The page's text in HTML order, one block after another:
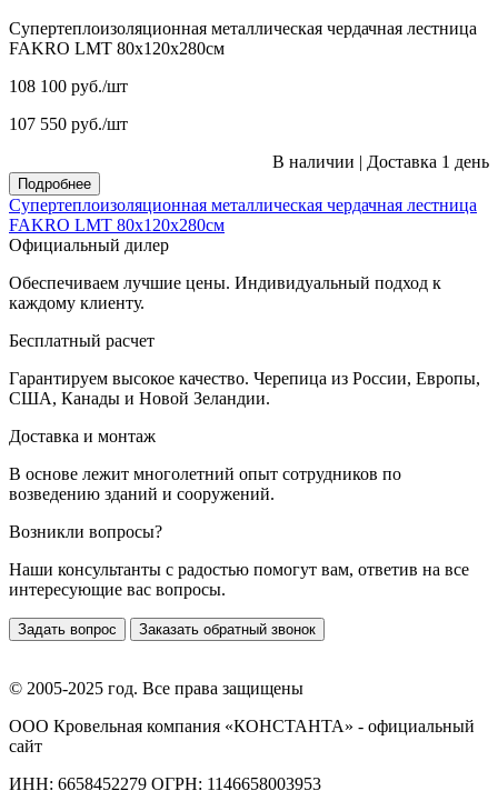
Супертеплоизоляционная металлическая чердачная лестница
FAKRO LMT 80х120х280см
108 100 руб./шт
107 550 руб./шт
В наличии | Доставка 1 день
Подробнее
Супертеплоизоляционная металлическая чердачная лестница
FAKRO LMT 80х120х280см
Официальный дилер
Обеспечиваем лучшие цены. Индивидуальный подход к
каждому клиенту.
Бесплатный расчет
Гарантируем высокое качество. Черепица из России, Европы,
США, Канады и Новой Зеландии.
Доставка и монтаж
В основе лежит многолетний опыт сотрудников по
возведению зданий и сооружений.
Возникли вопросы?
Наши консультанты с радостью помогут вам, ответив на все
интересующие вас вопросы.
Задать вопрос Заказать обратный звонок
© 2005-2025 год. Все права защищены
ООО Кровельная компания «КОНСТАНТА» - официальный
сайт
ИНН: 6658452279 ОГРН: 1146658003953